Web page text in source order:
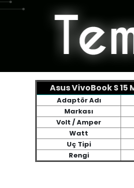
Asus VivoBook S 15
Adaptör Adı
Markası
Volt / Amper
Watt
Uç Tipi
Rengi